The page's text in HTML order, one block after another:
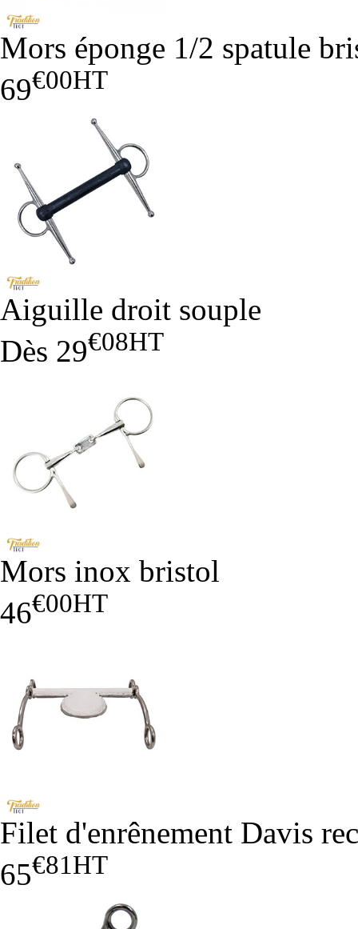
Mors éponge 1/2 spatule
69€00HT
Aiguille droit souple
Dès 29€08HT
Mors inox bristol
46€00HT
Filet d'enrênement Davis
65€81HT